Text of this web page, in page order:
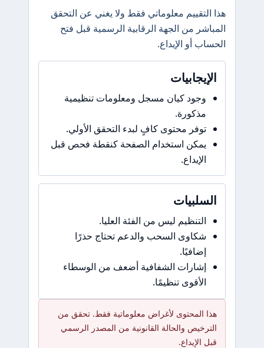
هذا التقييم معلوماتي فقط ولا يغني عن التحقق
المباشر من الجهة الرقابية الرسمية قبل فتح
الحساب أو الإيداع.
الإيجابيات
وجود كيان مسجل ومعلومات تنظيمية
مذكورة.
توفر محتوى كافٍ لبدء التحقق الأولي.
يمكن استخدام الصفحة كنقطة فحص قبل
الإيداع.
السلبيات
التنظيم ليس من الفئة العليا.
شكاوى السحب والدعم تحتاج حذرًا
إضافيًا.
إشارات الشفافية أضعف من الوسطاء
الأقوى تنظيمًا.
هذا المحتوى لأغراض معلوماتية فقط. تحقق من
الترخيص والحالة القانونية من المصدر الرسمي
قبل الإيداع.